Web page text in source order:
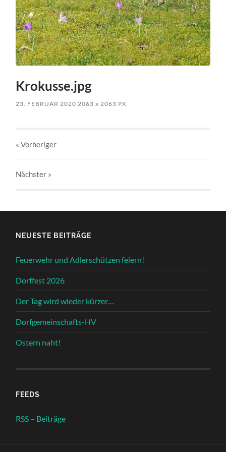
Krokusse.jpg
23. FEBRUAR 2020 2063x 2063 PX
« Vorheriger
Nächster »
NEUESTE BEITRÄGE
Feuerwehr und Adlerschützen feiern!
Dorffest 2026
Der Tag wird wieder kürzer…
Dorfgemeinschafts-HV
Ostern naht!
FEEDS
RSS – Beiträge